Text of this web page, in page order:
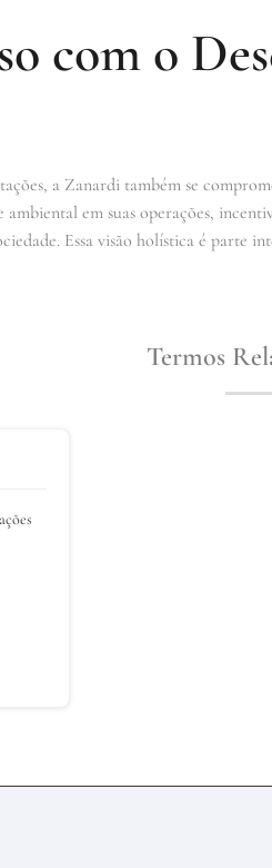
com o
a Zanardi também se
em suas operações,
Essa visão holística é parte
Termos